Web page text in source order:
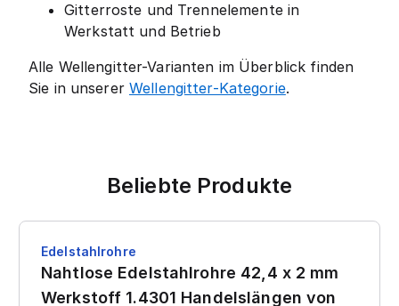
Gitterroste und Trennelemente in
Werkstatt und Betrieb
Alle Wellengitter-Varianten im Überblick finden
Sie in unserer Wellengitter-Kategorie.
Beliebte Produkte
Edelstahlrohre
Nahtlose Edelstahlrohre 42,4 x 2 mm
Werkstoff 1.4301 Handelslängen von